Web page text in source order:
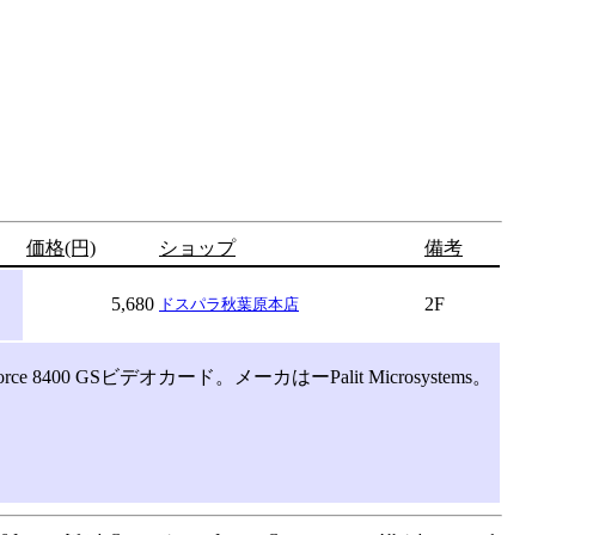
価格(円) ショップ
備考
5,680 ドスパラ秋葉原本店 2F
8400 GSビデオカード。メーカはーPalit Microsystems。